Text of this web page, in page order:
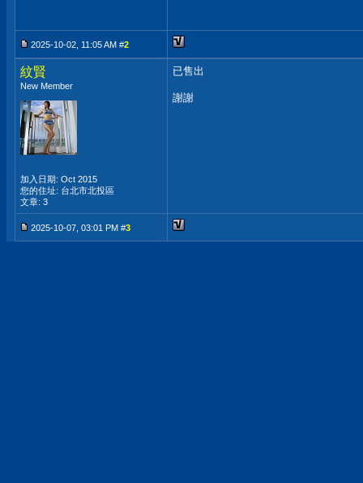
2025-10-02, 11:05 AM #2
紋賢
New Member
加入日期: Oct 2015
您的住址: 台北市北投區
文章: 3
已售出
謝謝
2025-10-07, 03:01 PM #3